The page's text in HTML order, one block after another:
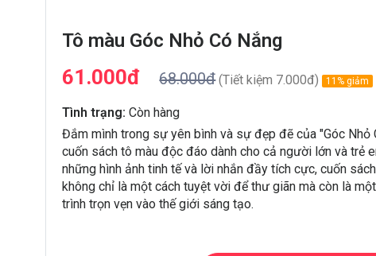
Tô màu Góc Nhỏ Có Nắng
61.000đ 68.000đ (Tiết kiệm 7.000đ) 11% giảm
Tình trạng: Còn hàng
Đắm mình trong sự yên bình và sự đẹp đẽ của "Góc Nhỏ
cuốn sách tô màu độc đáo dành cho cả người lớn và trẻ
những hình ảnh tinh tế và lời nhắn đầy tích cực, cuốn
không chỉ là một cách tuyệt vời để thư giãn mà còn là
trình trọn vẹn vào thế giới sáng tạo.